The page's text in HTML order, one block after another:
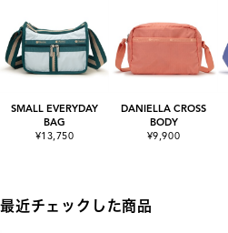
SMALL EVERYDAY
BAG
¥13,750
DANIELLA CROSS
BODY
¥9,900
最近チェックした商品